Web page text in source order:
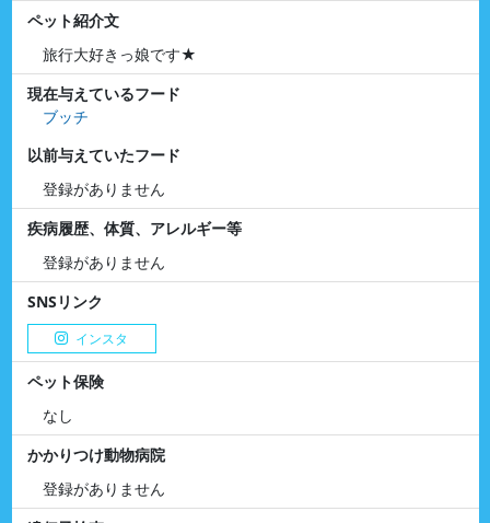
ペット紹介文
旅行大好きっ娘です★
現在与えているフード
ブッチ
以前与えていたフード
登録がありません
疾病履歴、体質、アレルギー等
登録がありません
SNSリンク
インスタ
ペット保険
なし
かかりつけ動物病院
登録がありません